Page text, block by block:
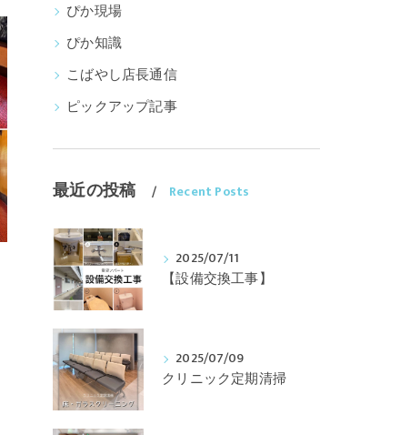
ぴか現場
ぴか知識
こばやし店長通信
ピックアップ記事
最近の投稿 Recent Posts
2025/07/11
【設備交換工事】
2025/07/09
クリニック定期清掃